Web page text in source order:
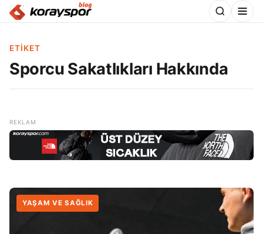
ETIKET
Sporcu Sakatlıkları Hakkında
YAŞAM VE SAĞLIK